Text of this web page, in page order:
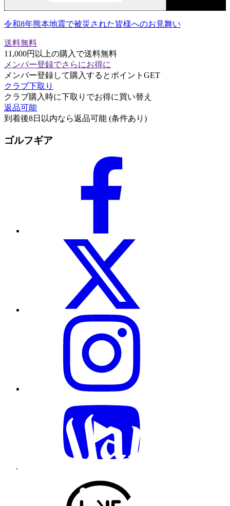
令和8年熊本地震で被災された皆様へのお見舞い
送料無料
11,000円以上の購入で送料無料
メンバー登録でさらにお得に
メンバー登録して購入するとポイントGET
クラブ下取り
クラブ購入時に下取りでお得に買い替え
返品可能
到着後8日以内なら返品可能 (条件あり)
ゴルフギア